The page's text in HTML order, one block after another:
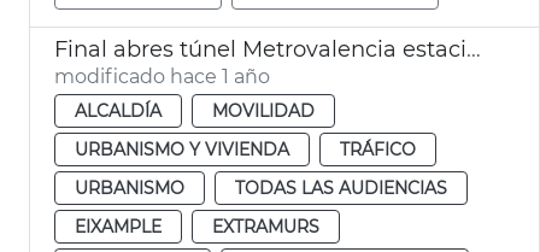
Final abres túnel Metrovalencia estaciones de Xàtiva y Alicante
modificado hace 1 año
ALCALDÍA
MOVILIDAD
URBANISMO Y VIVIENDA
TRÁFICO
URBANISMO
TODAS LAS AUDIENCIAS
EIXAMPLE
EXTRAMURS